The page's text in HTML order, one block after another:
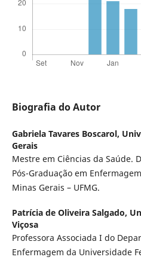
Biografia do Autor
Gabriela Tavares Boscarol,
Gerais
Mestre em Ciências da Saúde.
Pós-Graduação em
Minas Gerais – UFMG.
Patrícia de Oliveira Salgado,
Viçosa
Professora Associada I do
Enfermagem da Universidade